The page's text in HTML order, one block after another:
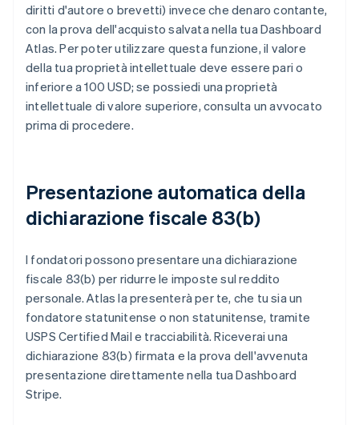
diritti d'autore o brevetti) invece che denaro contante,
con la prova dell'acquisto salvata nella tua Dashboard
Atlas. Per poter utilizzare questa funzione, il valore
della tua proprietà intellettuale deve essere pari o
inferiore a 100 USD; se possiedi una proprietà
intellettuale di valore superiore, consulta un avvocato
prima di procedere.
Presentazione automatica della
dichiarazione fiscale 83(b)
I fondatori possono presentare una dichiarazione
fiscale 83(b) per ridurre le imposte sul reddito
personale. Atlas la presenterà per te, che tu sia un
fondatore statunitense o non statunitense, tramite
USPS Certified Mail e tracciabilità. Riceverai una
dichiarazione 83(b) firmata e la prova dell'avvenuta
presentazione direttamente nella tua Dashboard
Stripe.